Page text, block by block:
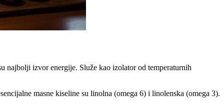
najbolji izvor energije. Služe kao izolator od temperaturnih
masne kiseline su linolna (omega 6) i linolenska (omega 3).